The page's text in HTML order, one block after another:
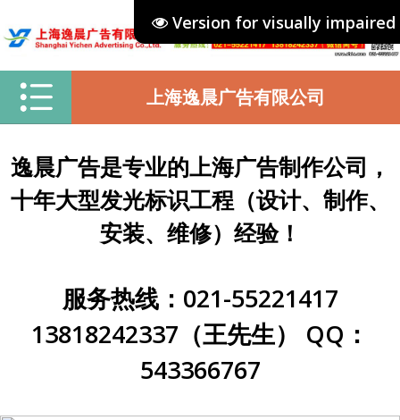
Version for visually impaired
上海逸晨广告有限公司
逸晨广告是专业的上海广告制作公司，
十年大型发光标识工程（设计、制作、
安装、维修）经验！
服务热线：021-55221417
13818242337（王先生） QQ：
543366767